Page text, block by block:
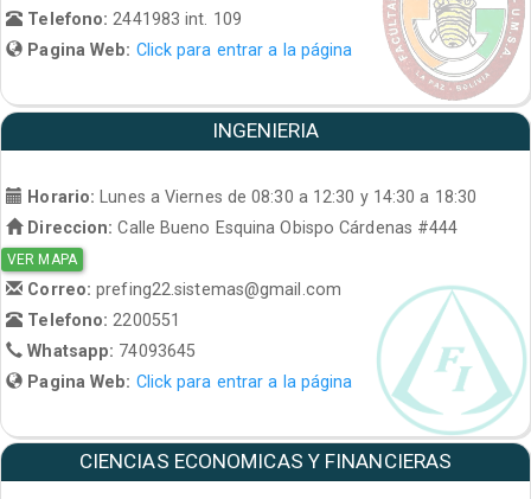
Telefono:2441983 int. 109
Pagina Web: Click para entrar a la página
INGENIERIA
Horario:
Lunes a Viernes de 08:30 a 12:30 y 14:30 a 18:30
Direccion: Calle Bueno Esquina Obispo Cárdenas #444
VER MAPA
Correo:prefing22.sistemas@gmail.com
Telefono: 2200551
Whatsapp: 74093645
Pagina Web: Click para entrar a la página
CIENCIAS ECONOMICAS Y FINANCIERAS